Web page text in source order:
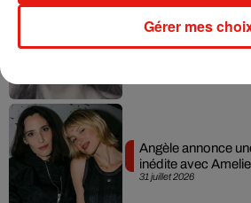
Ariana Grande se
album « Petals »
31 juillet 2026
Angèle annonce
inédite avec
Gérer mes